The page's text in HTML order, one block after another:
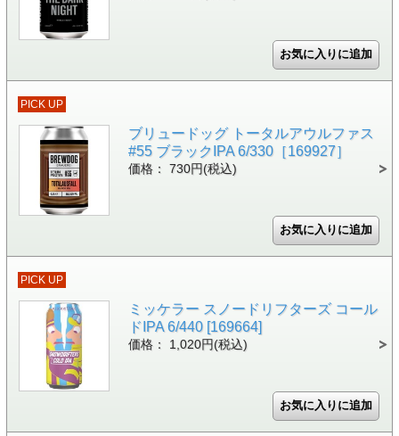
PICK UP
ブリュードッグ トータルアウルファス
#55 ブラックIPA 6/330［169927］
価格： 730円(税込)
PICK UP
ミッケラー スノードリフターズ コール
ドIPA 6/440 [169664]
価格： 1,020円(税込)